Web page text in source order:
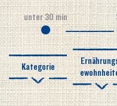
unter 30 min
Kategorie